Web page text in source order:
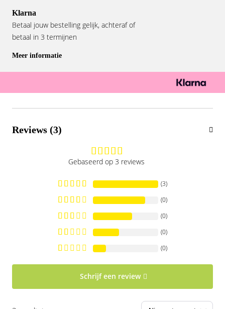
Klarna
Betaal jouw bestelling gelijk, achteraf of
betaal in 3 termijnen
Meer informatie
Reviews (3)
Gebaseerd op 3 reviews
(3)
(0)
(0)
(0)
(0)
Schrijf een review